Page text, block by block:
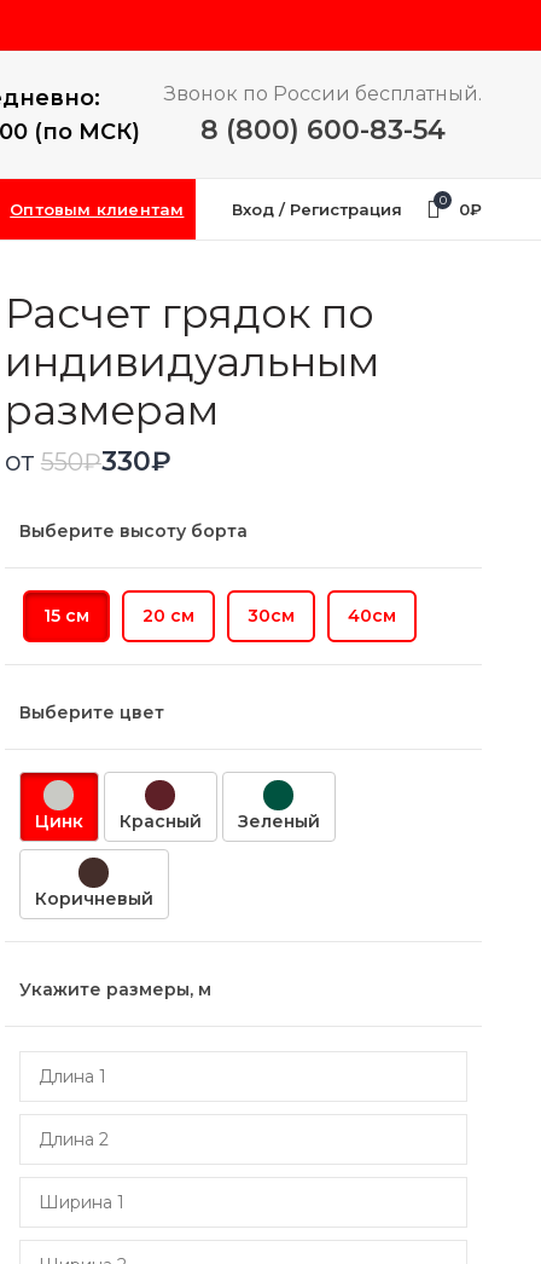
(по МСК)
Звонок по России бесплатный.
8 (800) 600-83-54
Оптовым клиентам Вход / Регистрация 0 0₽
Расчет грядок по
индивидуальным
размерам
от 550₽330₽
Выберите высоту борта
15 см 20 см 30см 40см
Выберите цвет
Цинк Красный Зеленый
Коричневый
Укажите размеры, м